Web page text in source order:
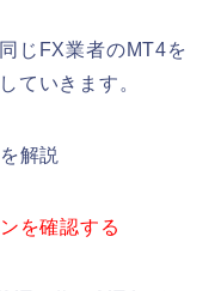
じFX業者のMT4を
ていきます。
解説
を確認する